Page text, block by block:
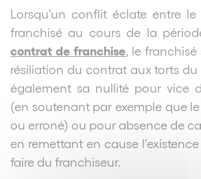
Lorsqu’un conflit éclate entre
franchisé au cours de la
contrat de franchise , le
résiliation du contrat aux torts du
également sa nullité pour vice
(en soutenant par exemple que
ou erroné) ou pour absence de
en remettant en cause
faire du franchiseur.